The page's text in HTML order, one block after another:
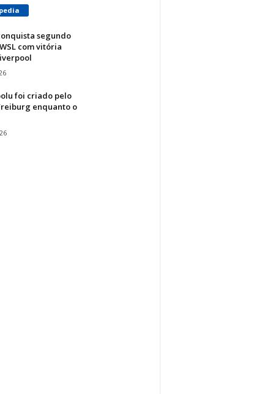
segundo
com vitória
foi criado pelo
enquanto o